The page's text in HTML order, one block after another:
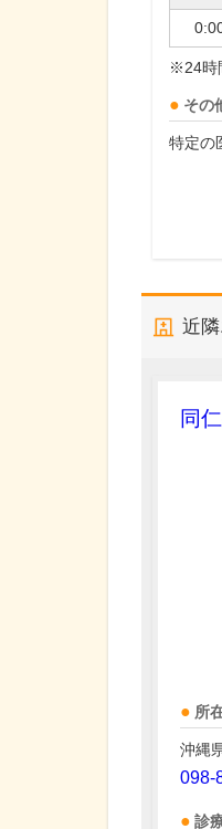
※24時
その
特定の
近
同
所
沖縄
098-
診